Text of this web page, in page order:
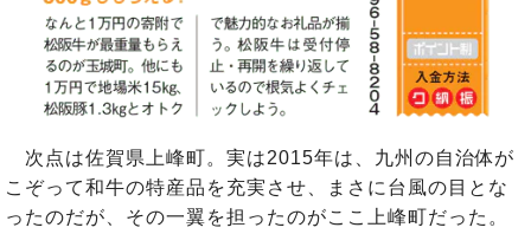
次点は佐賀県上峰町。実は2015年は、九州の自治体が
こぞって和牛の特産品を充実させ、まさに台風の目とな
ったのだが、その一翼を担ったのがここ上峰町だった。